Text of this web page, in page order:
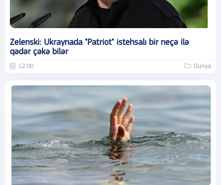
Zelenski: Ukraynada "Patriot" istehsalı bir neçə ilə
qədər çəkə bilər
12:00 Dünya